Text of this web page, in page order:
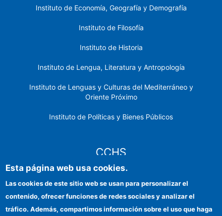
Instituto de Economía, Geografía y Demografía
Instituto de Filosofía
Instituto de Historia
Instituto de Lengua, Literatura y Antropología
Instituto de Lenguas y Culturas del Mediterráneo y
Oriente Próximo
Instituto de Políticas y Bienes Públicos
CCHS
Identidad institucional
Esta página web usa cookies.
Las cookies de este sitio web se usan para personalizar el
contenido, ofrecer funciones de redes sociales y analizar el
tráfico. Además, compartimos información sobre el uso que haga